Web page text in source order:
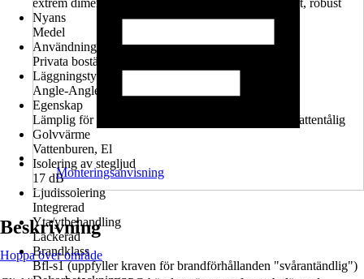
extrem dimensionsstabil, leise, fußwarm, pflegeleicht, robust
Nyans
Medel
Användning
Privata bostäder, Kommersiellt
Läggningstyp
Angle-Angle
Egenskap
Lämplig för golvvärme, Antibakteriell, Halksäker, Vattentålig
Golvvärme
Vattenburen, El
Isolering av stegljud
17 dB
Ljudissolering
Integrerad
Yta/ytbehandling
Lackerad
Brandklass
Bfl-s1 (uppfyller kraven för brandförhållanden "svårantändlig")
Monteringsanvisning
Beskrivning
Hoppa över område